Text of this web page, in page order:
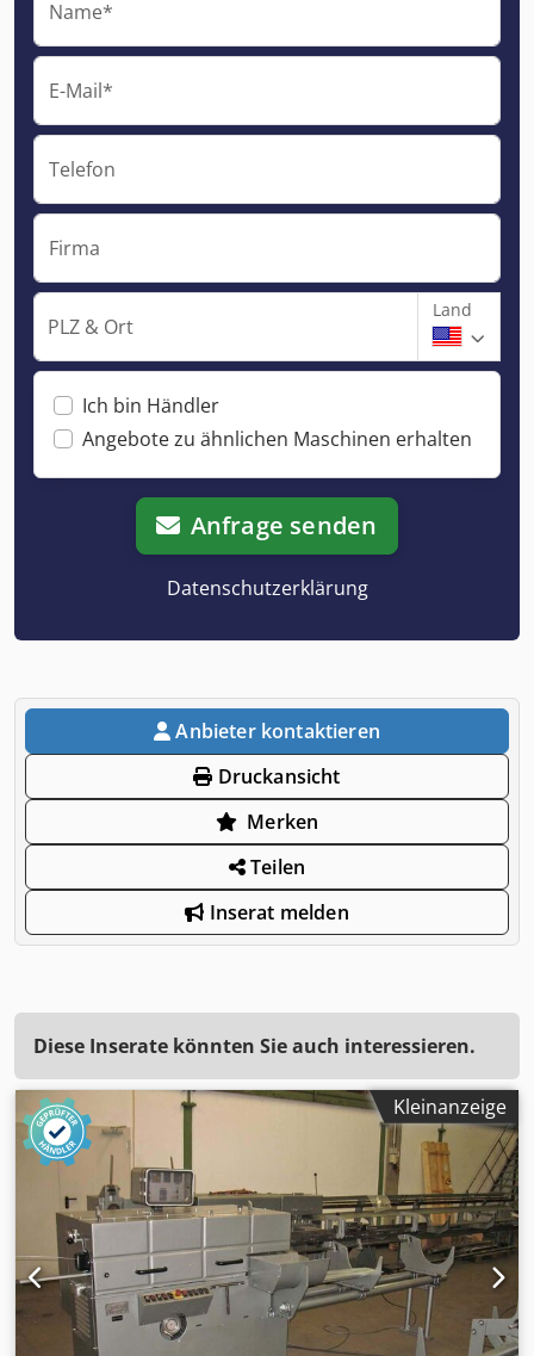
Name*
E-Mail*
Telefon
Firma
PLZ & Ort
Land
Ich bin Händler
Angebote zu ähnlichen Maschinen erhalten
Anfrage senden
Datenschutzerklärung
Anbieter kontaktieren
Druckansicht
Merken
Teilen
Inserat melden
Diese Inserate könnten Sie auch interessieren.
Kleinanzeige